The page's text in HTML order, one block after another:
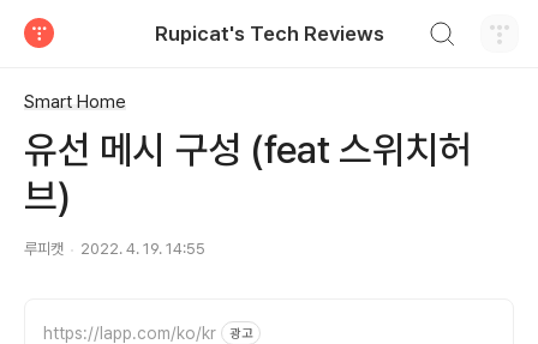
Rupicat's Tech Reviews
Smart Home
유선 메시 구성 (feat 스위치허
브)
루피캣 2022. 4. 19. 14:55
https://lapp.com/ko/kr 광고